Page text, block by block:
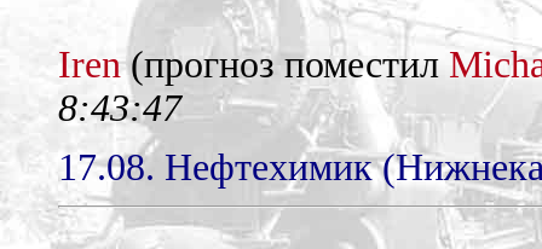
Iren(прогноз поместил
8:43:47
17.08. Нефтехимик